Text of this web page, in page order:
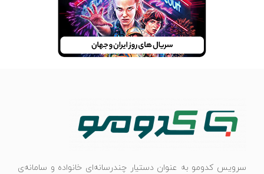
سرویس کدومو به عنوان دستیار چندرسانه‌ای خانواده و سامانه‌ی